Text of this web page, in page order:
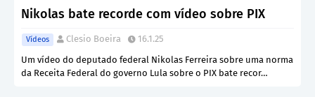
Nikolas bate recorde com vídeo sobre PIX
Vídeos Clesio Boeira
16.1.25
Um vídeo do deputado federal Nikolas Ferreira sobre uma norma
da Receita Federal do governo Lula sobre o PIX bate recor…